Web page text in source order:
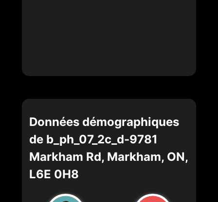
Données démographiques
de b_ph_07_2c_d-9781
Markham Rd, Markham, ON,
L6E 0H8